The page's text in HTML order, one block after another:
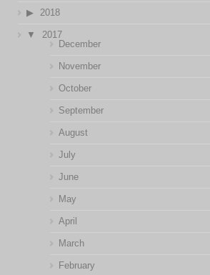
2018
2017
December
November
October
September
August
July
June
May
April
March
February